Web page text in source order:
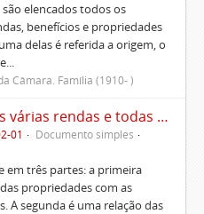
elencados todos os
benefícios e propriedades
delas é referida a origem, o
Câmara. Família (1910- )
Tombo com as várias rendas e todas as fazendas prazos e foros que pertencem a esta casa em que meu pai e senhor Pedro de Figueiredo se achava de posse até seu falecimento.
01
Documento simples
em três partes: a primeira
propriedades com as
A segunda é uma relação das